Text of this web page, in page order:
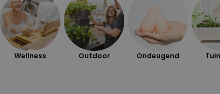
Wellness Outdoor Ondeugend
MARKETING OVERIGE